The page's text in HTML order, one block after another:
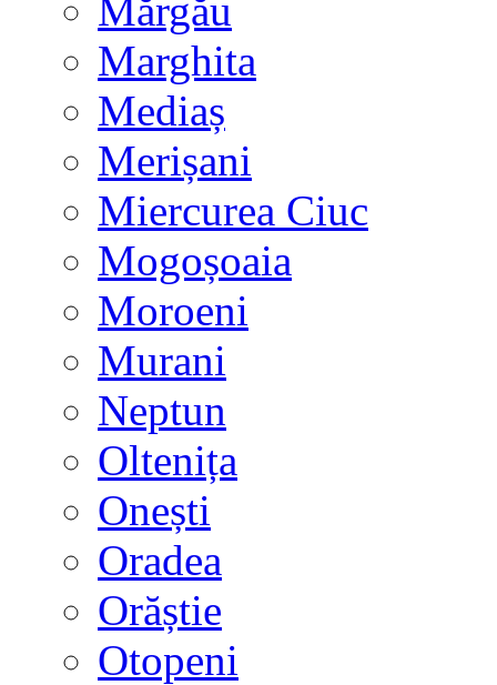
Mărgău
Marghita
Mediaș
Merișani
Miercurea Ciuc
Mogoșoaia
Moroeni
Murani
Neptun
Oltenița
Onești
Oradea
Orăștie
Otopeni